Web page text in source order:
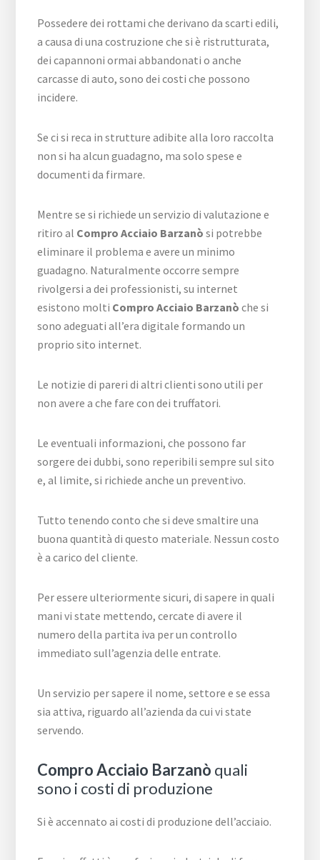
Possedere dei rottami che derivano da scarti edili,
a causa di una costruzione che si è ristrutturata,
dei capannoni ormai abbandonati o anche
carcasse di auto, sono dei costi che possono
incidere.
Se ci si reca in strutture adibite alla loro raccolta
non si ha alcun guadagno, ma solo spese e
documenti da firmare.
Mentre se si richiede un servizio di valutazione e
ritiro al Compro Acciaio Barzanò si potrebbe
eliminare il problema e avere un minimo
guadagno. Naturalmente occorre sempre
rivolgersi a dei professionisti, su internet
esistono molti Compro Acciaio Barzanò che si
sono adeguati all’era digitale formando un
proprio sito internet.
Le notizie di pareri di altri clienti sono utili per
non avere a che fare con dei truffatori.
Le eventuali informazioni, che possono far
sorgere dei dubbi, sono reperibili sempre sul sito
e, al limite, si richiede anche un preventivo.
Tutto tenendo conto che si deve smaltire una
buona quantità di questo materiale. Nessun costo
è a carico del cliente.
Per essere ulteriormente sicuri, di sapere in quali
mani vi state mettendo, cercate di avere il
numero della partita iva per un controllo
immediato sull’agenzia delle entrate.
Un servizio per sapere il nome, settore e se essa
sia attiva, riguardo all’azienda da cui vi state
servendo.
Compro Acciaio Barzanò quali
sono i costi di produzione
Si è accennato ai costi di produzione dell’acciaio.